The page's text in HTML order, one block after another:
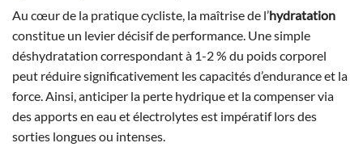
Au cœur de la pratique cycliste, la maîtrise de l’hydratation
constitue un levier décisif de performance. Une simple
déshydratation correspondant à 1-2 % du poids corporel
peut réduire significativement les capacités d’endurance et la
force. Ainsi, anticiper la perte hydrique et la compenser via
des apports en eau et électrolytes est impératif lors des
sorties longues ou intenses.